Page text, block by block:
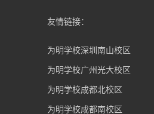
友情链接：
为明学校深圳南山校区
为明学校广州光大校区
为明学校成都北校区
为明学校成都南校区